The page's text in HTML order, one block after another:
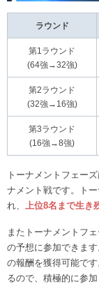
ラウンド
第1ラウンド
(64強→32強)
第2ラウンド
(32強→16強)
第3ラウンド
(16強→8強)
トーナメントフェー
ナメント戦です。ト
れ、 上位8名まで生き
またトーナメントフ
の予想に参加できま
の報酬を獲得可能で
るので、積極的に参加